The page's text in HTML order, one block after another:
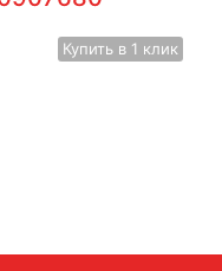
Купить в 1 клик